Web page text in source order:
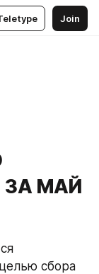
Join
ЗА МАЙ
сбора